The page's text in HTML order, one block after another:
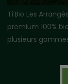
Ti’Bio Les
premium 100%
plusieurs